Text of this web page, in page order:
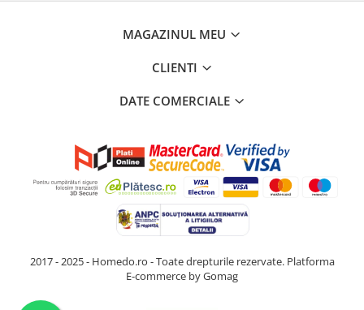
MAGAZINUL MEU
CLIENTI
DATE COMERCIALE
2017 - 2025 - Homedo.ro - Toate drepturile rezervate. Platforma
E-commerce by Gomag